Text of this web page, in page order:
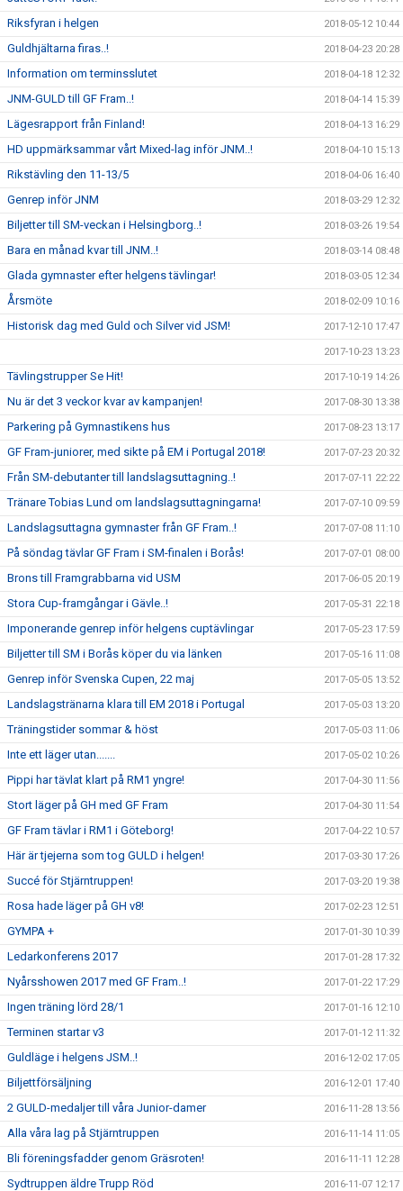
Riksfyran i helgen 2018-05-12 10:44
Guldhjältarna firas..! 2018-04-23 20:28
Information om terminsslutet 2018-04-18 12:32
JNM-GULD till GF Fram..! 2018-04-14 15:39
Lägesrapport från Finland! 2018-04-13 16:29
HD uppmärksammar vårt Mixed-lag inför JNM..! 2018-04-10 15:13
Rikstävling den 11-13/5 2018-04-06 16:40
Genrep inför JNM 2018-03-29 12:32
Biljetter till SM-veckan i Helsingborg..! 2018-03-26 19:54
Bara en månad kvar till JNM..! 2018-03-14 08:48
Glada gymnaster efter helgens tävlingar! 2018-03-05 12:34
Årsmöte 2018-02-09 10:16
Historisk dag med Guld och Silver vid JSM! 2017-12-10 17:47
2017-10-23 13:23
Tävlingstrupper Se Hit! 2017-10-19 14:26
Nu är det 3 veckor kvar av kampanjen! 2017-08-30 13:38
Parkering på Gymnastikens hus 2017-08-23 13:17
GF Fram-juniorer, med sikte på EM i Portugal 2018! 2017-07-23 20:32
Från SM-debutanter till landslagsuttagning..! 2017-07-11 22:22
Tränare Tobias Lund om landslagsuttagningarna! 2017-07-10 09:59
Landslagsuttagna gymnaster från GF Fram..! 2017-07-08 11:10
På söndag tävlar GF Fram i SM-finalen i Borås! 2017-07-01 08:00
Brons till Framgrabbarna vid USM 2017-06-05 20:19
Stora Cup-framgångar i Gävle..! 2017-05-31 22:18
Imponerande genrep inför helgens cuptävlingar 2017-05-23 17:59
Biljetter till SM i Borås köper du via länken 2017-05-16 11:08
Genrep inför Svenska Cupen, 22 maj 2017-05-05 13:52
Landslagstränarna klara till EM 2018 i Portugal 2017-05-03 13:20
Träningstider sommar & höst 2017-05-03 11:06
Inte ett läger utan....... 2017-05-02 10:26
Pippi har tävlat klart på RM1 yngre! 2017-04-30 11:56
Stort läger på GH med GF Fram 2017-04-30 11:54
GF Fram tävlar i RM1 i Göteborg! 2017-04-22 10:57
Här är tjejerna som tog GULD i helgen! 2017-03-30 17:26
Succé för Stjärntruppen! 2017-03-20 19:38
Rosa hade läger på GH v8! 2017-02-23 12:51
GYMPA + 2017-01-30 10:39
Ledarkonferens 2017 2017-01-28 17:32
Nyårsshowen 2017 med GF Fram..! 2017-01-22 17:29
Ingen träning lörd 28/1 2017-01-16 12:10
Terminen startar v3 2017-01-12 11:32
Guldläge i helgens JSM..! 2016-12-02 17:05
Biljettförsäljning 2016-12-01 17:40
2 GULD-medaljer till våra Junior-damer 2016-11-28 13:56
Alla våra lag på Stjärntruppen 2016-11-14 11:05
Bli föreningsfadder genom Gräsroten! 2016-11-11 12:28
Sydtruppen äldre Trupp Röd 2016-11-07 12:17